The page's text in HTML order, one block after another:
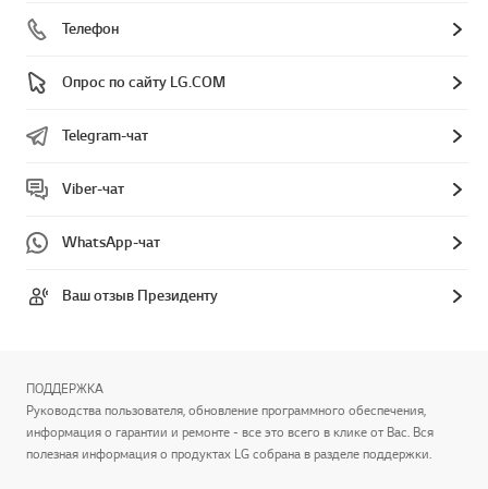
Телефон
Опрос по сайту LG.COM
Telegram-чат
Viber-чат
WhatsApp-чат
Ваш отзыв Президенту
ПОДДЕРЖКА
Руководства пользователя, обновление программного обеспечения,
информация о гарантии и ремонте - все это всего в клике от Вас. Вся
полезная информация о продуктах LG собрана в разделе поддержки.